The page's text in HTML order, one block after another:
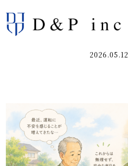
2026.05.12